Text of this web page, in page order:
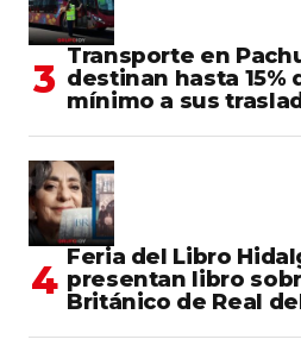
Transporte en
destinan hasta 15%
mínimo a sus
Feria del Libro
presentan libro
Británico de Real